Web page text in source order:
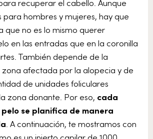
recuperar el cabello. Aunque
hombres y mujeres, hay que
que no es lo mismo querer
en las entradas que en la coronilla
También depende de la
zona afectada por la alopecia y de
de unidades foliculares
zona donante. Por eso, cada
se planifica de manera
. A continuación, te mostramos con